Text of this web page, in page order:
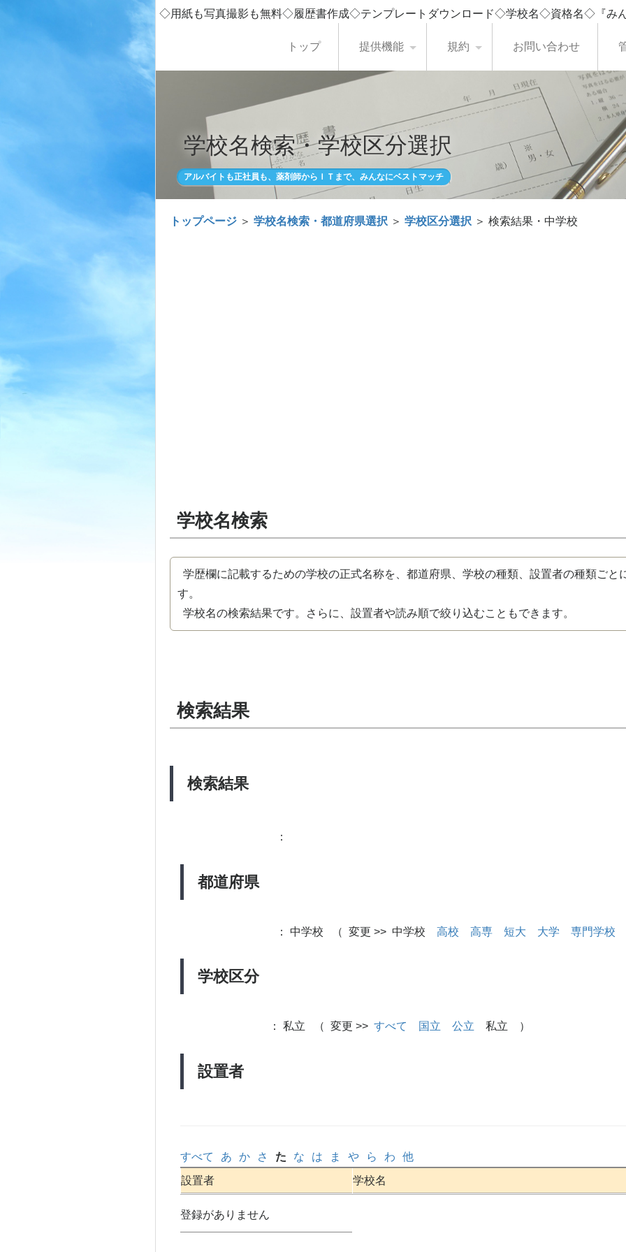
◇用紙も写真撮影も無料◇履歴書作成◇テンプレートダウンロード◇学校名◇資格名◇『み
トップ 提供機能 規約 お問い合わせ
学校名検索・学校区分選択
アルバイトも正社員も、薬剤師からＩＴまで、みんなにベストマッチ
トップページ ＞ 学校名検索・都道府県選択 ＞ 学校区分選択 ＞ 検索結果・中学校
学校名検索
学歴欄に記載するための学校の正式名称を、都道府県、学校の種類、設置者の種類ごと
す。
学校名の検索結果です。さらに、設置者や読み順で絞り込むこともできます。
検索結果
検索結果
都道府県
：
学校区分
： 中学校 （ 変更 >> 中学校 高校 高専 短大 大学 専門学校
設置者
： 私立 （ 変更 >> すべて 国立 公立 私立 ）
すべて あ か さ た な は ま や ら わ
他
設置者
学校名
登録がありません